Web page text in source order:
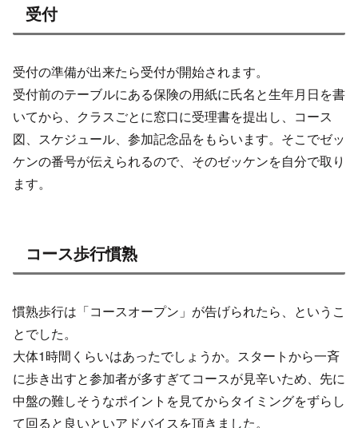
受付
受付の準備が出来たら受付が開始されます。
受付前のテーブルにある保険の用紙に氏名と生年月日を書
いてから、クラスごとに窓口に受理書を提出し、コース
図、スケジュール、参加記念品をもらいます。そこでゼッ
ケンの番号が伝えられるので、そのゼッケンを自分で取り
ます。
コース歩行慣熟
慣熟歩行は「コースオープン」が告げられたら、というこ
とでした。
大体1時間くらいはあったでしょうか。スタートから一斉
に歩き出すと参加者が多すぎてコースが見辛いため、先に
中盤の難しそうなポイントを見てからタイミングをずらし
て回ると良いといアドバイスを頂きました。